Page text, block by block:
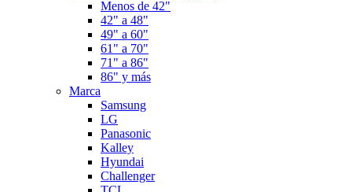
Menos de 42"
42" a 48"
49" a 60"
61" a 70"
71" a 86"
86" y más
Marca
Samsung
LG
Panasonic
Kalley
Hyundai
Challenger